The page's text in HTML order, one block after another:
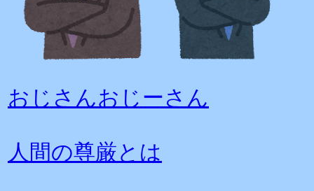
おじさんおじーさん
人間の尊厳とは